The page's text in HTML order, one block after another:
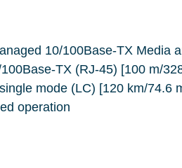
10/100Base-TX Media
TX (RJ-45) [100 m/
mode (LC) [120 km/74.6
operation